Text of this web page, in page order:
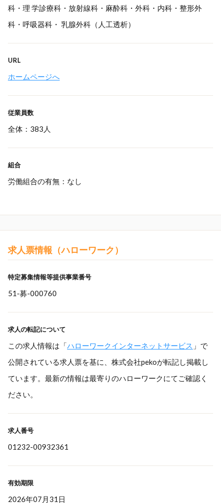
科・理 学診療科・放射線科・麻酔科・外科・内科・整形外
科・呼吸器科・ 乳腺外科（人工透析）
URL
ホームページへ
従業員数
全体：383人
組合
労働組合の有無：なし
求人票情報（ハローワーク）
特定募集情報等提供事業番号
51-募-000760
求人の転記について
この求人情報は「ハローワークインターネットサービス 」で
公開されている求人票を基に、株式会社pekoが転記し掲載し
ています。最新の情報は最寄りのハローワークにてご確認く
ださい。
求人番号
01232-00932361
有効期限
2026年07月31日